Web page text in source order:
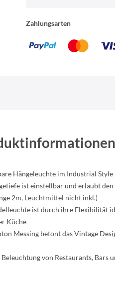
Zahlungsarten
Hängeleuchte im Industrial Style
ist einstellbar und erlaubt
2m, Leuchtmittel nicht inkl.)
ist durch ihre Flexibilität
Küche
Messing betont das Vintage
Beleuchtung von Restaurants, Bars